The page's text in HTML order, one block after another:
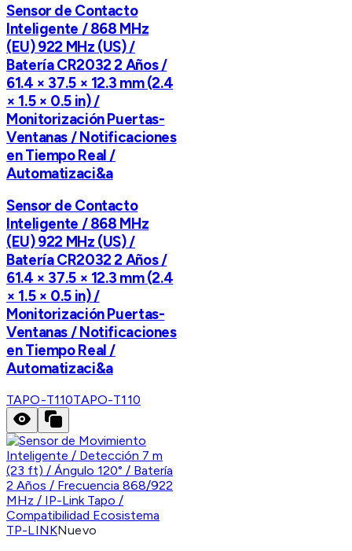
Sensor de Contacto
Inteligente / 868 MHz
(EU) 922 MHz (US) /
Batería CR2032 2 Años /
61.4 × 37.5 × 12.3 mm (2.4
× 1.5 × 0.5 in) /
Monitorización Puertas-
Ventanas / Notificaciones
en Tiempo Real /
Automatizaci&a
Sensor de Contacto
Inteligente / 868 MHz
(EU) 922 MHz (US) /
Batería CR2032 2 Años /
61.4 × 37.5 × 12.3 mm (2.4
× 1.5 × 0.5 in) /
Monitorización Puertas-
Ventanas / Notificaciones
en Tiempo Real /
Automatizaci&a
TAPO-T110TAPO-T110
TP-LINKNuevo